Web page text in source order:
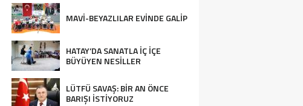
MAVİ-BEYAZLILAR EVİNDE GALİP
HATAY’DA SANATLA İÇ İÇE
BÜYÜYEN NESİLLER
LÜTFÜ SAVAŞ: BİR AN ÖNCE
BARIŞI İSTİYORUZ